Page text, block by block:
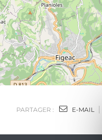
PARTAGER : E-MAIL